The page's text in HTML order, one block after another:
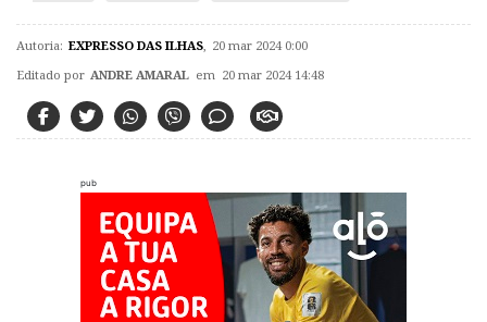
Autoria: EXPRESSO DAS ILHAS 20 mar 2024 0:00
Editado por ANDRE AMARAL em 20 mar 2024 14:48
pub